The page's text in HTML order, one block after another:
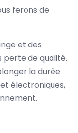
ferons de
et des
perte de qualité.
la durée
électroniques,